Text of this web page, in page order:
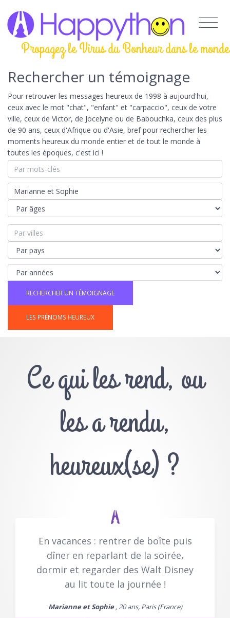
Propagez le Virus du Bonheur dans le monde
Rechercher un témoignage
Pour retrouver les messages heureux de 1998 à aujourd'hui,
ceux avec le mot "chat", "enfant" et "carpaccio", ceux de votre
ville, ceux de Victor, de Jocelyne ou de Babouchka, ceux des plus
de 90 ans, ceux d'Afrique ou d'Asie, bref pour rechercher les
moments heureux du monde entier et de tout le monde à
toutes les époques, c'est ici !
LES PRÉNOMS HEUREUX
Ce qui les rend, ou
les a rendu,
heureux(se) ?
En vacances : rentrer de boîte puis
dîner en reparlant de la soirée,
dormir et regarder des Walt Disney
au lit toute la journée !
Marianne et Sophie, 20 ans, Paris (France)